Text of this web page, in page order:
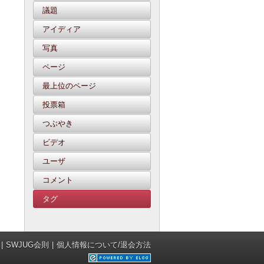
議題
アイディア
写真
ページ
最上位のページ
投票箱
つぶやき
ビデオ
ユーザ
コメント
タグ
SWJUG会則 個人情報について/退会方法